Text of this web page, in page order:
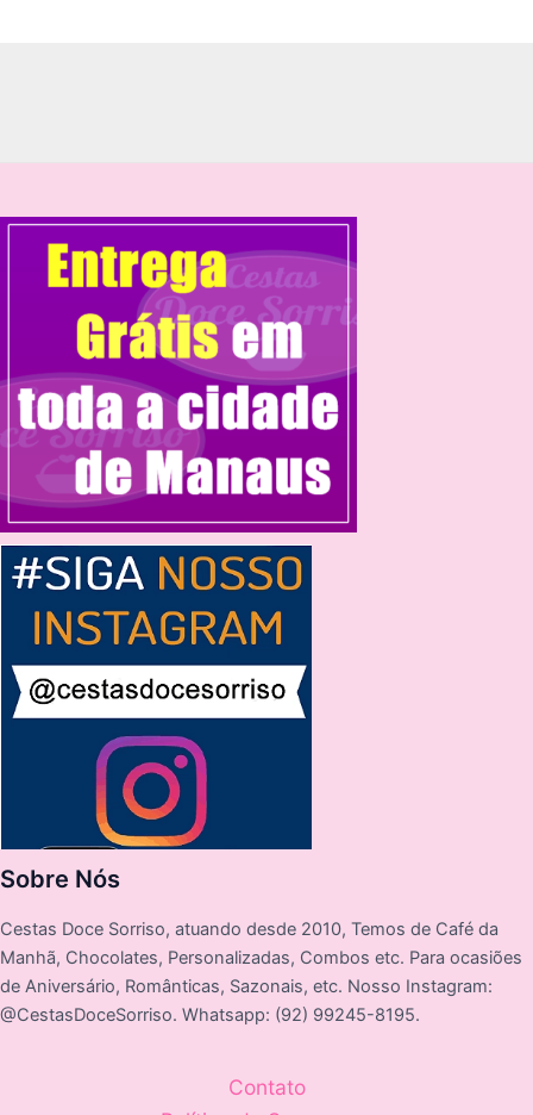
Sobre Nós
Cestas Doce Sorriso, atuando desde 2010, Temos de Café da
Manhã, Chocolates, Personalizadas, Combos etc. Para ocasiões
de Aniversário, Românticas, Sazonais, etc. Nosso Instagram:
@CestasDoceSorriso. Whatsapp: (92) 99245-8195.
Contato